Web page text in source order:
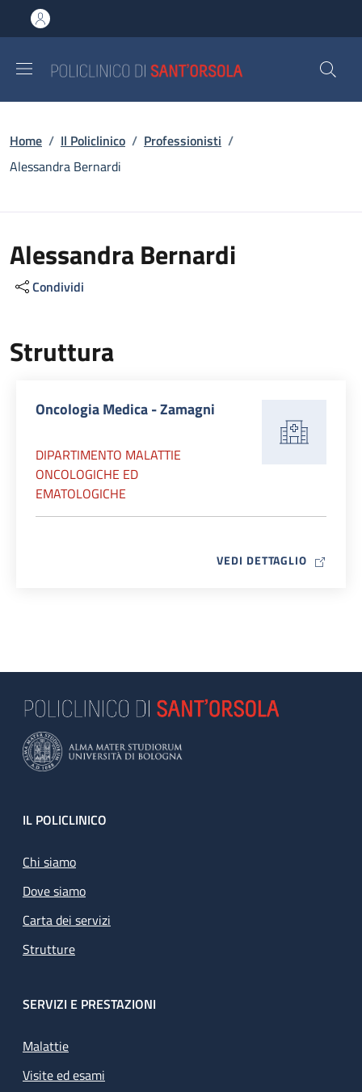
al contenuto principale
to footer content
Briciole di pane
Home / Il Policlinico / Professionisti /
Alessandra Bernardi
Alessandra Bernardi
Condividi
Struttura
Oncologia Medica - Zamagni
DIPARTIMENTO MALATTIE
ONCOLOGICHE ED
EMATOLOGICHE
VEDI DETTAGLIO MAP ICON
Footer
IL POLICLINICO
Chi siamo
Dove siamo
Carta dei servizi
Strutture
SERVIZI E PRESTAZIONI
Malattie
Visite ed esami